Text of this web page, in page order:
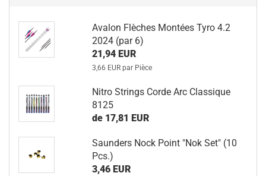
Avalon Flèches Montées Tyro 4.2
2024 (par 6)
21,94 EUR
3,66 EUR par Pièce
Nitro Strings Corde Arc Classique
8125
de 17,81 EUR
Saunders Nock Point "Nok Set" (10
Pcs.)
3,46 EUR